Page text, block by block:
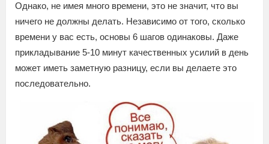
Однако, не имея много времени, это не значит, что вы
ничего не должны делать. Независимо от того, сколько
времени у вас есть, основы 6 шагов одинаковы. Даже
прикладывание 5-10 минут качественных усилий в день
может иметь заметную разницу, если вы делаете это
последовательно.